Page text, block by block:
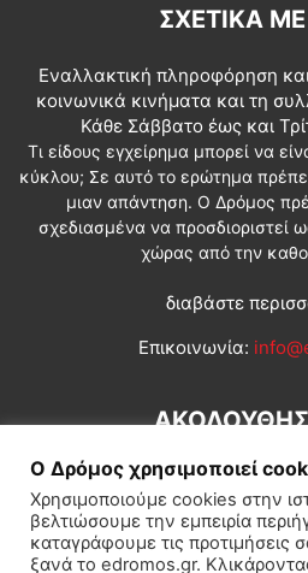
ΣΧΕΤΙΚΆ
Εναλλακτική πληροφόρηση
κοινωνικά κινήματα και τη
Κάθε Σάββατο έως και
Τι είδους εγχείρημα μπορεί να
κύκλου; Σε αυτό το ερώτημα
μιαν απάντηση. Ο Δρόμος
σχεδιασμένα να προσδιοριστεί
χώρας από την
διαβάστε
Επικοινωνία:
Ο Δρόμος χρησιμοποιεί
Χρησιμοποιούμε cookies στην
βελτιώσουμε την εμπειρία
καταγράφουμε τις προτιμήσεις
ξανά το edromos.gr.